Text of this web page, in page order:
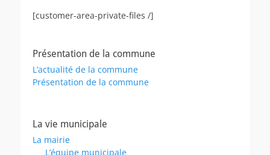
[customer-area-private-files /]
Présentation de la commune
L’actualité de la commune
Présentation de la commune
La vie municipale
La mairie
L’équipe municipale